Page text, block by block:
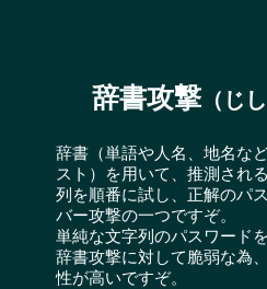
辞書攻撃 （じ
辞書（単語や人名、地名な
スト）を用いて、推測され
列を順番に試し、正解のパ
バー攻撃の一つですぞ。
単純な文字列のパスワード
辞書攻撃に対して脆弱な為
性が高いですぞ。